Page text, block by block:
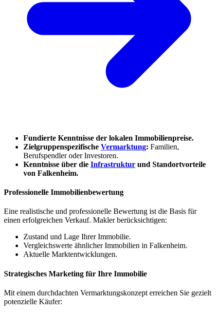
Fundierte Kenntnisse der lokalen Immobilienpreise.
Zielgruppenspezifische Vermarktung: Familien,
Berufspendler oder Investoren.
Kenntnisse über die Infrastruktur und Standortvorteile
von Falkenheim.
Professionelle Immobilienbewertung
Eine realistische und professionelle Bewertung ist die Basis für
einen erfolgreichen Verkauf. Makler berücksichtigen:
Zustand und Lage Ihrer Immobilie.
Vergleichswerte ähnlicher Immobilien in Falkenheim.
Aktuelle Marktentwicklungen.
Strategisches Marketing für Ihre Immobilie
Mit einem durchdachten Vermarktungskonzept erreichen Sie gezielt
potenzielle Käufer: